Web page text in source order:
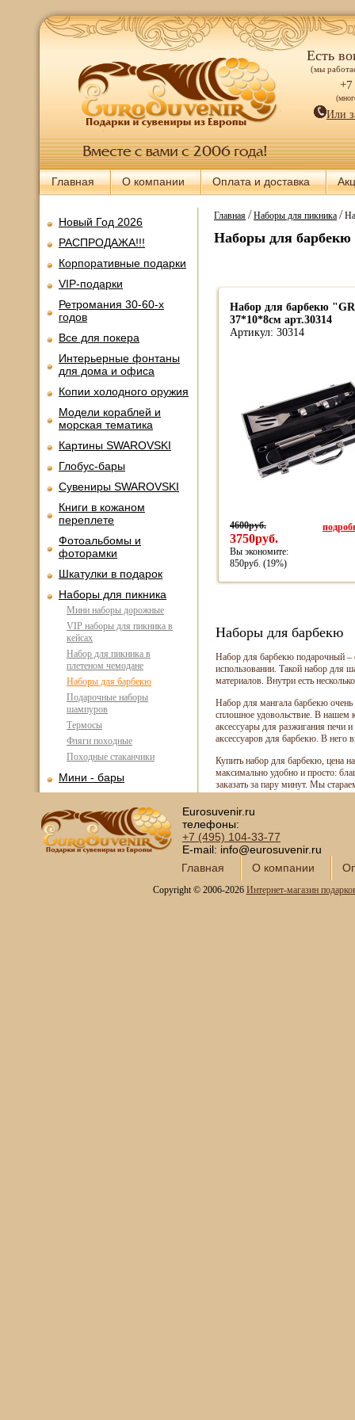
Есть
(мы
+7
Или
Главная О компании Оплата и доставка
Новый Год 2026
РАСПРОДАЖА!!!
Корпоративные подарки
VIP-подарки
Ретромания 30-60-х
годов
Все для покера
Интерьерные фонтаны
для дома и офиса
Копии холодного оружия
Модели кораблей и
морская тематика
Картины SWAROVSKI
Глобус-бары
Сувениры SWAROVSKI
Книги в кожаном
переплете
Фотоальбомы и
фоторамки
Шкатулки в подарок
Наборы для пикника
Мини наборы дорожные
VIP наборы для пикника в
кейсах
Набор для пикника в
плетеном чемодане
Наборы для барбекю
Подарочные наборы
шампуров
Термосы
Фляги походные
Походные стаканчики
Мини - бары
подарочные штофы
Сервизы кофейные
Сервизы чайные
Статуэтки и скульптуры
Главная/Наборы для пикника/
Наборы для барбекю
Набор для барбекю
37*10*8см арт.30314
Артикул: 30314
4600руб.
3750руб.
Вы экономите:
850руб. (19%)
Наборы для барбекю
Набор для барбекю подарочный –
использовании. Такой набор для
материалов. Внутри есть
Набор для мангала барбекю
сплошное удовольствие. В нашем
аксессуары для разжигания
аксессуаров для барбекю. В него
Купить набор для барбекю, цена
максимально удобно и просто:
заказать за пару минут. Мы
Eurosuvenir.ru
телефоны:
+7 (495) 104-33-77
E-mail: info@eurosuvenir.ru
Главная
О компании
Copyright © 2006-2026 Интернет-магазин